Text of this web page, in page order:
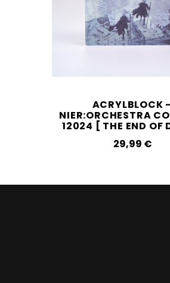
ACRYLBLOCK
NIER:ORCHESTRA
12024 [ THE END OF
29,99‎ ‎€